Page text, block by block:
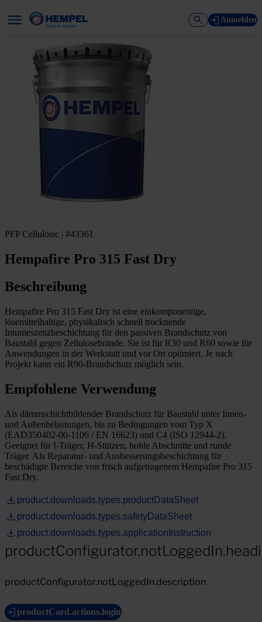
Anmelden
PFP Cellulosic | #43361
Hempafire Pro 315 Fast Dry
Beschreibung
Hempafire Pro 315 Fast Dry ist eine einkomponentige,
lösemittelhaltige, physikalisch schnell trocknende
Intumeszenzbeschichtung für den passiven Brandschutz von
Baustahl gegen Zellulosebrände. Sie ist für R30 und R60 sowie für
Anwendungen in der Werkstatt und vor Ort optimiert. Je nach
Projekt kann ein R90-Brandschutz möglich sein.
Empfohlene Verwendung
Als dämmschichtbildender Brandschutz für Baustahl unter Innen-
und Außenbelastungen, bis zu Bedingungen vom Typ X
(EAD350402-00-1106 / EN 16623) und C4 (ISO 12944-2).
Geeignet für I-Träger, H-Stützen, hohle Abschnitte und runde
Träger. Als Reparatur- und Ausbesserungsbeschichtung für
beschädigte Bereiche von frisch aufgetragenem Hempafire Pro 315
Fast Dry.
product.downloads.types.productDataSheet
product.downloads.types.safetyDataSheet
product.downloads.types.applicationInstruction
productConfigurator.notLoggedIn.description
productCard.actions.login